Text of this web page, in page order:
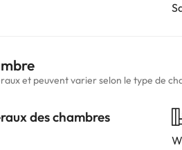
et peuvent varier selon le type de
des chambres